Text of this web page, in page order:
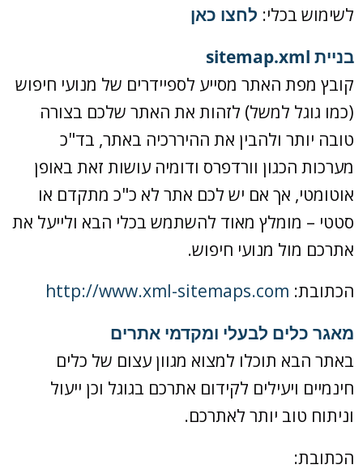
לשימוש בכלי: לחצו כאן
בניית sitemap.xml
קובץ מפת האתר מסייע לספיידרים של מנועי חיפוש
(כמו גוגל למשל) לזהות את האתר שלכם בצורה
טובה יותר ולהבין את ההיררכיה באתר, בד"כ
מערכות הכגון וורדפרס ודומיה עושות זאת באופן
אוטומטי, אך אם יש לכם אתר לא כ"כ מתקדם או
סטטי – מומלץ מאוד להשתמש בכלי הבא ולייעל את
אתרכם מול מנועי חיפוש.
הכתובת: http://www.xml-sitemaps.com
מאגר כלים לבעלי ומקדמי אתרים
באתר הבא תוכלו למצוא מגוון עצום של כלים
חינמיים ויעילים לקידום אתרכם בגוגל וכן ייעול
וניתוח טוב יותר לאתרכם.
הכתובת: